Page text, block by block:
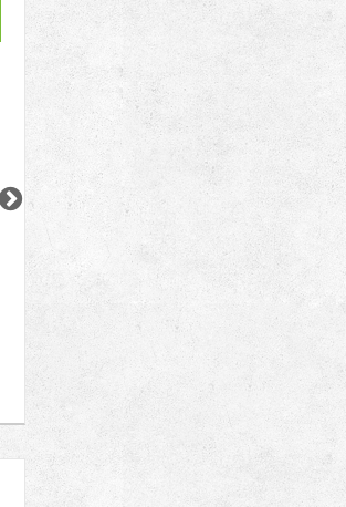
オーベルアーバンツ日暮里
JR山手線
『日暮里駅』徒歩
ウィルローズ月島テラス
東京メトロ有楽町線
3
間取り：1SLDK
万円